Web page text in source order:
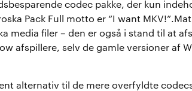
codec pakke, der kun
Pack Full motto er “I want
media filer – den er også i stand til at
afspillere, selv de gamle versioner af
alternativ til de mere overfyldte